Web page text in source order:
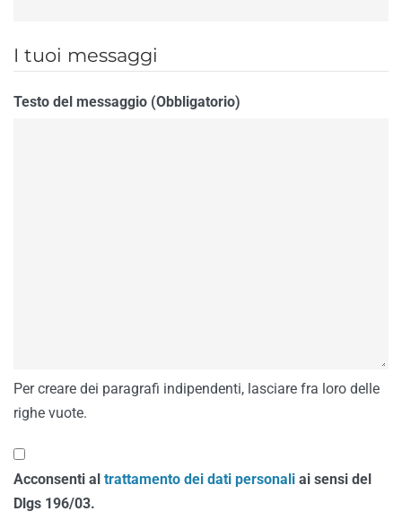
I tuoi messaggi
Testo del messaggio (Obbligatorio)
Per creare dei paragrafi indipendenti, lasciare fra loro delle
righe vuote.
Acconsenti al trattamento dei dati personali ai sensi del
Dlgs 196/03.